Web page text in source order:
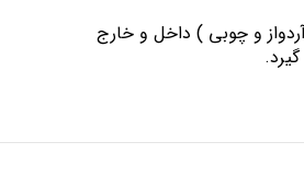
و چوبی ) داخل و خارج